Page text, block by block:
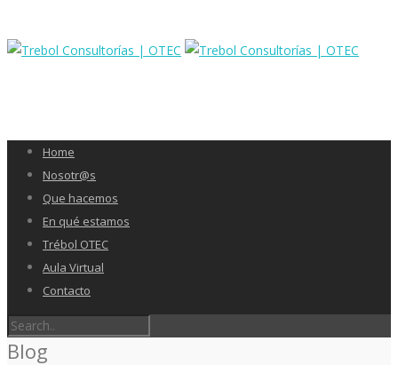
Home
Nosotr@s
Que hacemos
En qué estamos
Trébol OTEC
Aula Virtual
Contacto
Blog